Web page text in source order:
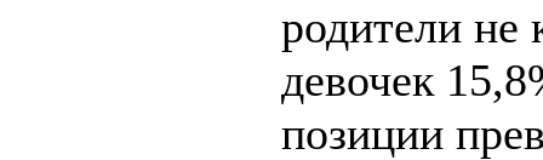
родители не
девочек
позиции